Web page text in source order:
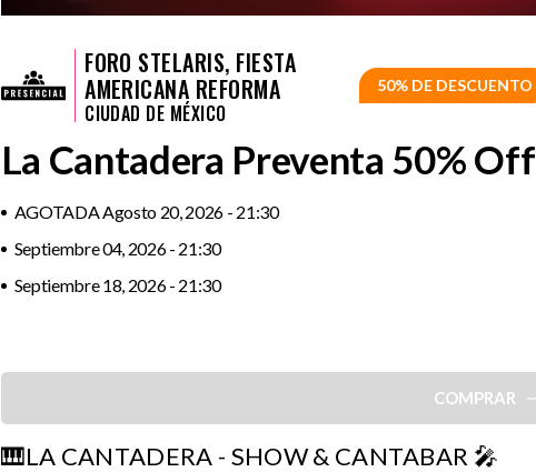
FORO STELARIS, FIESTA
AMERICANA REFORMA
CIUDAD DE MÉXICO
50% DE DESCUENTO
La Cantadera Preventa 50% Off
AGOTADA Agosto 20, 2026 - 21:30
Septiembre 04, 2026 - 21:30
Septiembre 18, 2026 - 21:30
COMPRAR
🎹LA CANTADERA - SHOW & CANTABAR 🎤